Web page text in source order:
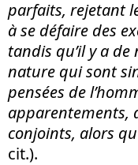
parfaits, rejetant
à se défaire des
tandis qu’il y a
nature qui sont
pensées de
apparentements,
conjoints, alors
cit.).